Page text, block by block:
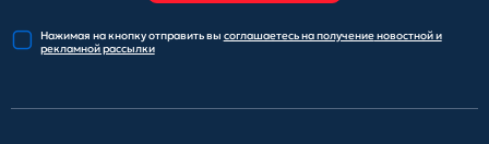
Нажимая на кнопку отправитьвы соглашаетесь на получениеновостной и
рекламной рассылки